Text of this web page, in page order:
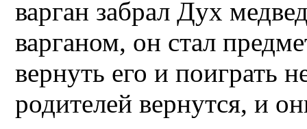
варган забрал Дух
варганом, он стал
вернуть его и поиграть
родителей вернутся, и